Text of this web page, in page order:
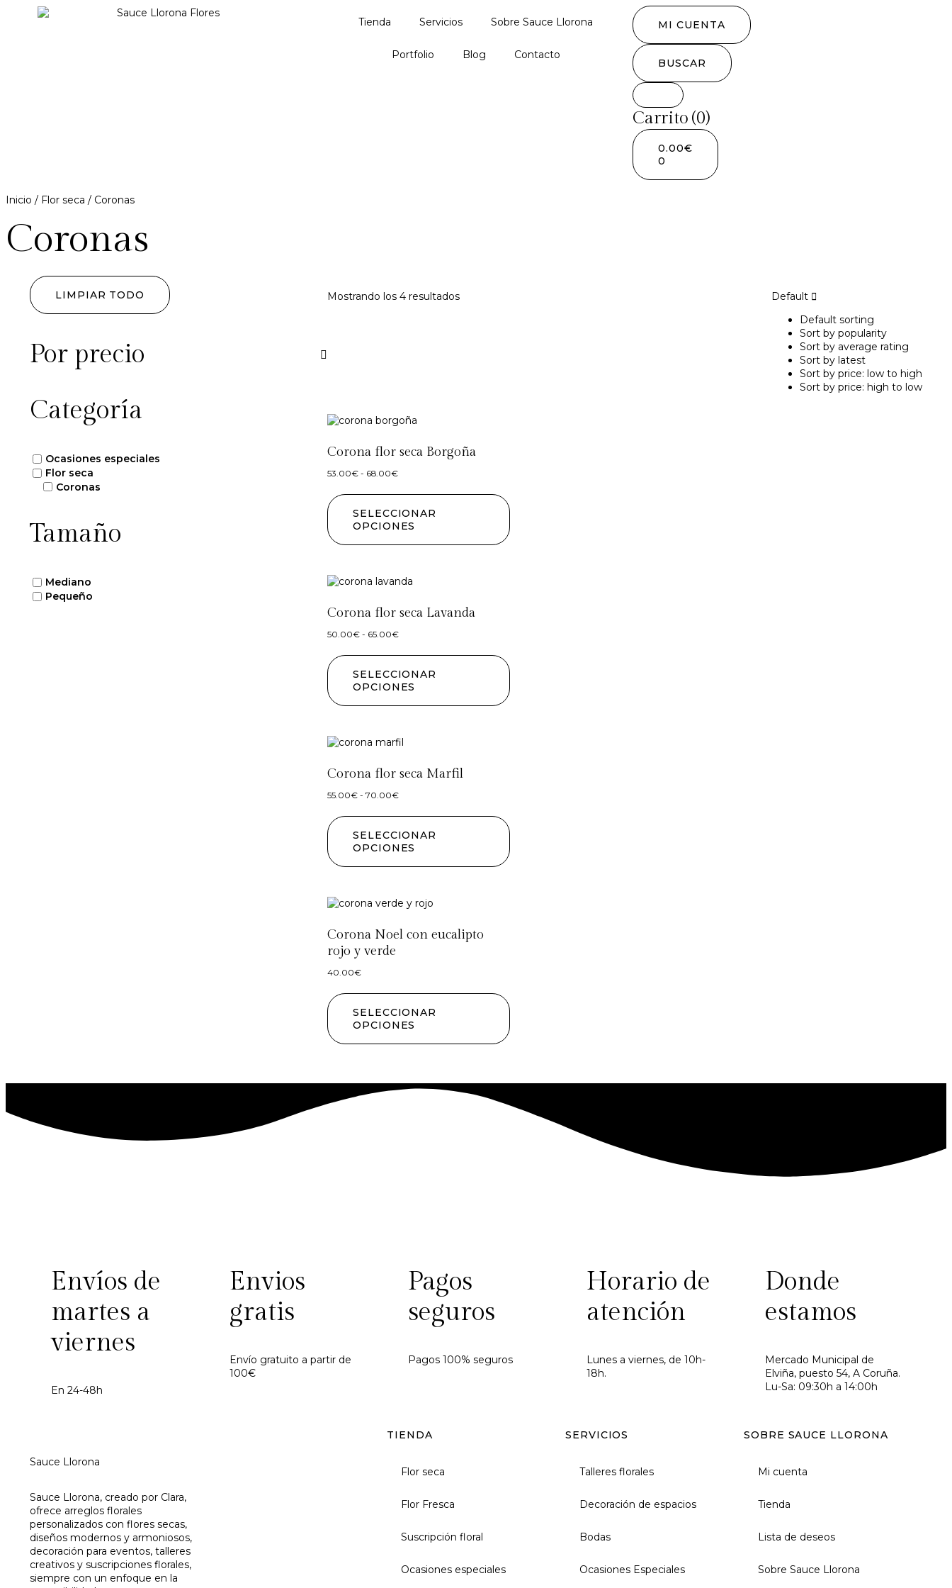
Tienda Servicios Sobre Sauce Llorona
Portfolio Blog Contacto
MI CUENTA
BUSCAR
Carrito (0)
0.00€
0
Inicio / Flor seca / Coronas
Coronas
LIMPIAR TODO
Por precio
Categoría
Ocasiones especiales
Flor seca
Coronas
Tamaño
Mediano
Pequeño
Mostrando los 4 resultados
Default
Default sorting
Sort by popularity
Sort by average rating
Sort by latest
Sort by price: low to high
Sort by price: high to low
Corona flor seca Borgoña
53.00€ - 68.00€
SELECCIONAR
OPCIONES
Corona flor seca Lavanda
50.00€ - 65.00€
SELECCIONAR
OPCIONES
Corona flor seca Marfil
55.00€ - 70.00€
SELECCIONAR
OPCIONES
Corona Noel con eucalipto
rojo y verde
40.00€
SELECCIONAR
OPCIONES
Envíos de
martes a
viernes
En 24-48h
Envios
gratis
Envío gratuito a partir de
100€
Pagos
seguros
Pagos 100% seguros
Horario de
atención
Lunes a viernes, de 10h-
18h.
Donde
estamos
Mercado Municipal de
Elviña, puesto 54, A Coruña.
Lu-Sa: 09:30h a 14:00h
Sauce Llorona
Sauce Llorona, creado por Clara,
ofrece arreglos florales
personalizados con flores secas,
diseños modernos y armoniosos,
decoración para eventos, talleres
creativos y suscripciones florales,
siempre con un enfoque en la
TIENDA
Flor seca
Flor Fresca
Suscripción floral
Ocasiones especiales
SERVICIOS
Talleres florales
Decoración de espacios
Bodas
Ocasiones Especiales
SOBRE SAUCE LLORONA
Mi cuenta
Tienda
Lista de deseos
Sobre Sauce Llorona